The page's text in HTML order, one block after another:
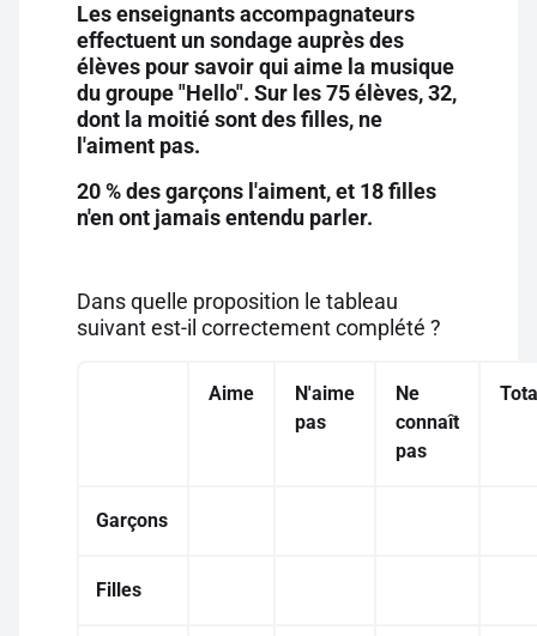
Les enseignants accompagnateurs
effectuent un sondage auprès des
élèves pour savoir qui aime la musique
du groupe "Hello". Sur les 75 élèves, 32,
dont la moitié sont des filles, ne
l'aiment pas.
20 % des garçons l'aiment, et 18 filles
n'en ont jamais entendu parler.
Dans quelle proposition le tableau
suivant est-il correctement complété ?
Aime
N'aime
pas
Ne
connaît
pas
Garçons
Filles